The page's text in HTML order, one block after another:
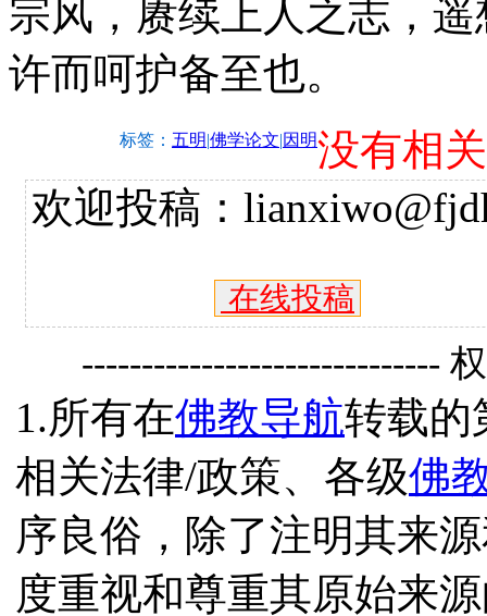
宗风，赓续上人之志，
许而呵护备至也。
标签： 五明|佛学论文|因明没有相
欢迎投稿：
在线投稿
------------------------------
1.所有在佛教导航转载的
相关法律/政策、各级佛
序良俗，除了注明其来
度重视和尊重其原始来